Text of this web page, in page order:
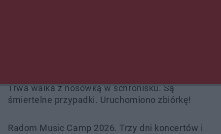
Trwa walka z nosówką w schronisku. Są
śmiertelne przypadki. Uruchomiono zbiórkę!
Radom Music Camp 2026. Trzy dni koncertów i